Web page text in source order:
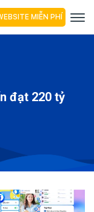
MIỄN PHÍ
đạt 220 tỷ